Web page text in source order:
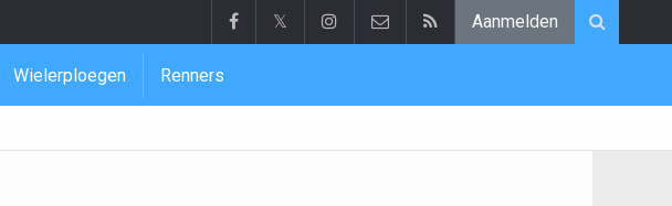
𝕏 Aanmelden
Wielerploegen Renners